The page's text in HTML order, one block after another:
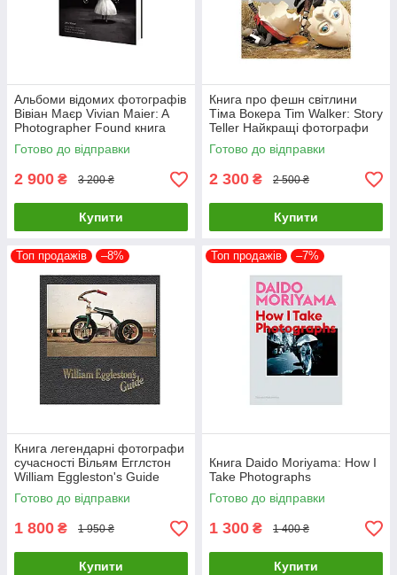
Альбоми відомих фотографів
Вівіан Маєр Vivian Maier: A
Photographer Found книга
про мистецтво фотографії
Готово до відправки
2 900 ₴ 3 200 ₴
Купити
Книга про фешн світлини
Тіма Вокера Tim Walker: Story
Teller Найкращі фотографи
світу книги для фотографів
Готово до відправки
2 300 ₴ 2 500 ₴
Купити
Топ продажів –8%
Книга легендарні фотографи
сучасності Вільям Егглстон
William Eggleston's Guide
книги з фотографії
Готово до відправки
1 800 ₴ 1 950 ₴
Купити
Топ продажів –7%
Книга Daido Moriyama: How I
Take Photographs
Готово до відправки
1 300 ₴ 1 400 ₴
Купити